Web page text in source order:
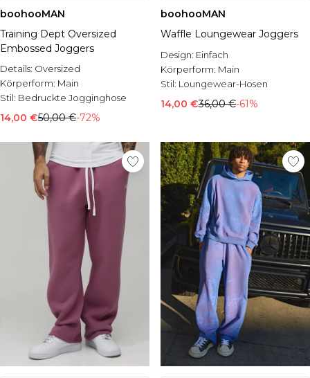
boohooMAN
Training Dept Oversized
Embossed Joggers
Details: Oversized
Körperform: Main
Stil: Bedruckte Jogginghose
14,00 €50,00 €-72%
boohooMAN
Waffle Loungewear Joggers
Design: Einfach
Körperform: Main
Stil: Loungewear-Hosen
14,00 €36,00 €-61%